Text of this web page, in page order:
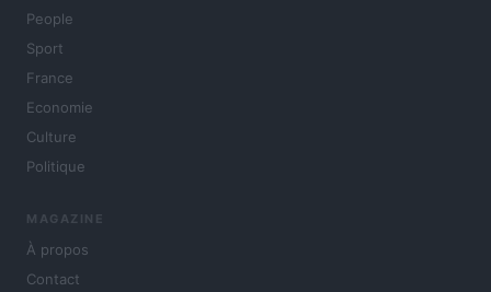
People
Sport
France
Economie
Culture
Politique
MAGAZINE
À propos
Contact